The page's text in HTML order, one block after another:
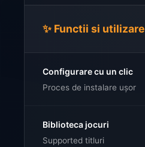
✨ Functii si utilizare
Configurare cu un clic
Proces de instalare ușor
Biblioteca jocuri
Supported titluri